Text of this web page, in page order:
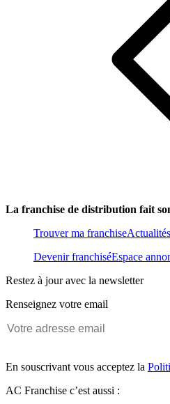
La franchise de distribution fait
Trouver ma franchise
Devenir franchiséEspace
Restez à jour avec la newsletter
Renseignez votre email
En souscrivant vous acceptez la
AC Franchise c’est aussi :